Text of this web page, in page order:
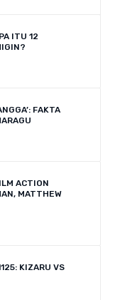
ITU 12
FAKTA
ACTION
MATTHEW
KIZARU VS